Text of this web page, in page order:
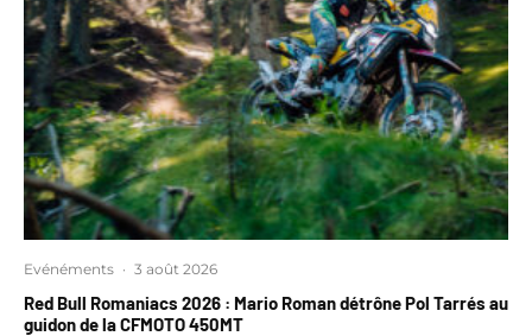
Evénéments · 3 août 2026
Red Bull Romaniacs 2026 : Mario Roman détrône Pol Tarrés au
guidon de la CFMOTO 450MT